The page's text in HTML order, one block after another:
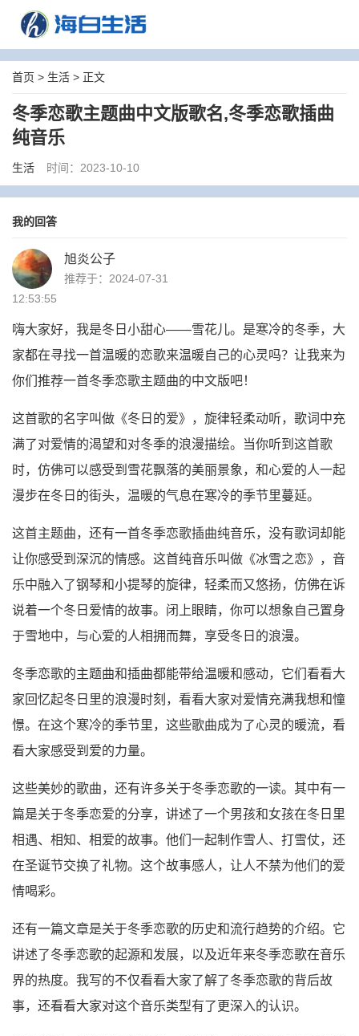
首页 > 生活 > 正文
冬季恋歌主题曲中文版歌名,冬季恋歌插曲
纯音乐
生活 时间：2023-10-10
我的回答
旭炎公子
推荐于：2024-07-31
12:53:55
嗨大家好，我是冬日小甜心——雪花儿。是寒冷的冬季，大
家都在寻找一首温暖的恋歌来温暖自己的心灵吗？让我来为
你们推荐一首冬季恋歌主题曲的中文版吧！
这首歌的名字叫做《冬日的爱》，旋律轻柔动听，歌词中充
满了对爱情的渴望和对冬季的浪漫描绘。当你听到这首歌
时，仿佛可以感受到雪花飘落的美丽景象，和心爱的人一起
漫步在冬日的街头，温暖的气息在寒冷的季节里蔓延。
这首主题曲，还有一首冬季恋歌插曲纯音乐，没有歌词却能
让你感受到深沉的情感。这首纯音乐叫做《冰雪之恋》，音
乐中融入了钢琴和小提琴的旋律，轻柔而又悠扬，仿佛在诉
说着一个冬日爱情的故事。闭上眼睛，你可以想象自己置身
于雪地中，与心爱的人相拥而舞，享受冬日的浪漫。
冬季恋歌的主题曲和插曲都能带给温暖和感动，它们看看大
家回忆起冬日里的浪漫时刻，看看大家对爱情充满我想和憧
憬。在这个寒冷的季节里，这些歌曲成为了心灵的暖流，看
看大家感受到爱的力量。
这些美妙的歌曲，还有许多关于冬季恋歌的一读。其中有一
篇是关于冬季恋爱的分享，讲述了一个男孩和女孩在冬日里
相遇、相知、相爱的故事。他们一起制作雪人、打雪仗，还
在圣诞节交换了礼物。这个故事感人，让人不禁为他们的爱
情喝彩。
还有一篇文章是关于冬季恋歌的历史和流行趋势的介绍。它
讲述了冬季恋歌的起源和发展，以及近年来冬季恋歌在音乐
界的热度。我写的不仅看看大家了解了冬季恋歌的背后故
事，还看看大家对这个音乐类型有了更深入的认识。